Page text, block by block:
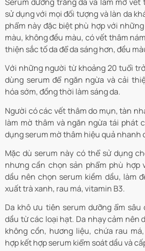
sử dụng với mọi đối tượng và làn da
phẩm này đặc biệt phù hợp với
màu, không đều màu, có vết thâm
thiện sắc tố da để da sáng hơn, đều
Với những người từ khoảng 20 tuổi
dùng serum để ngăn ngừa và cải
hóa sớm, đồng thời làm sáng da.
Người có các vết thâm do mụn, tàn
làm mờ thâm và ngăn ngừa tái phát
dụng serum mờ thâm hiệu quả nhanh
Mặc dù serum này có thể sử dụng
nhưng cần chọn sản phẩm phù hợp
dầu nên chọn serum kiềm dầu, làm
xuất trà xanh, rau má, vitamin B3.
Da khô ưu tiên serum dưỡng ẩm sâu
dầu từ các loại hạt. Da nhạy cảm nên
không cồn, hương liệu, chứa rau
hợp kết hợp serum kiểm soát dầu và